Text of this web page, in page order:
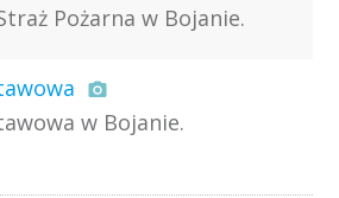
Pożarna w Bojanie.
w Bojanie.